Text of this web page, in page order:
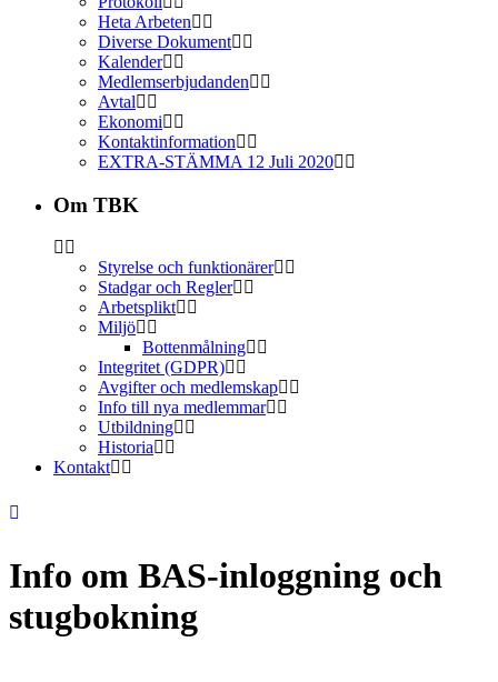
Heta Arbeten
Diverse Dokument
Kalender
Medlemserbjudanden
Avtal
Ekonomi
Kontaktinformation
EXTRA-STÄMMA 12 Juli 2020
Om TBK
Styrelse och funktionärer
Stadgar och Regler
Arbetsplikt
Miljö
Bottenmålning
Integritet (GDPR)
Avgifter och medlemskap
Info till nya medlemmar
Utbildning
Historia
Kontakt
Info om BAS-inloggning och
stugbokning